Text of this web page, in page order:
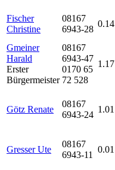
Fischer
Christine
08167
6943-28
0.14
Gmeiner
Harald
Erster
Bürgermeister
08167
6943-47
0170 65
72 528
1.17
Götz Renate
08167
6943-24
1.01
Gresser Ute
08167
6943-11
0.01